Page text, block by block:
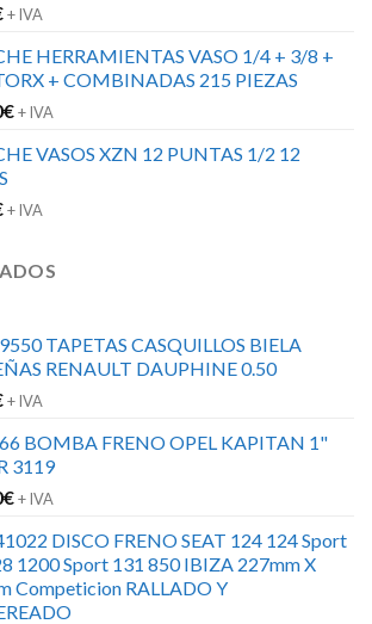
+ IVA
HERRAMIENTAS VASO 1/4 + 3/8 +
+ COMBINADAS 215 PIEZAS
€+ IVA
VASOS XZN 12 PUNTAS 1/2 12
+ IVA
TAPETAS CASQUILLOS BIELA
RENAULT DAUPHINE 0.50
+ IVA
BOMBA FRENO OPEL KAPITAN 1"
3119
€+ IVA
DISCO FRENO SEAT 124 124 Sport
1200 Sport 131 850 IBIZA 227mm X
Competicion RALLADO Y